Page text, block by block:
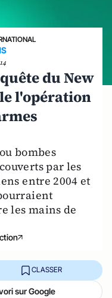
du New
l'opération
bombes
par les
entre 2004 et
les mains de
CLASSER
sur Google